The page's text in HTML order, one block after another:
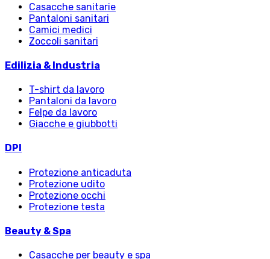
Casacche sanitarie
Pantaloni sanitari
Camici medici
Zoccoli sanitari
Edilizia & Industria
T-shirt da lavoro
Pantaloni da lavoro
Felpe da lavoro
Giacche e giubbotti
DPI
Protezione anticaduta
Protezione udito
Protezione occhi
Protezione testa
Beauty & Spa
Casacche per beauty e spa